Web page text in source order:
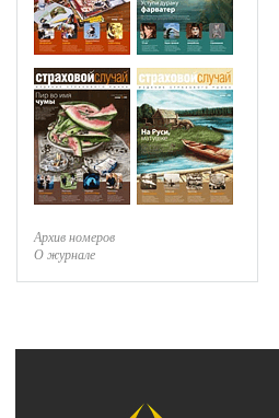
Архив номеров
О журнале